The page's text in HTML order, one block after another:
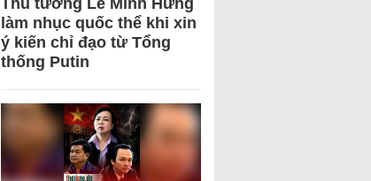
làm nhục quốc thể khi xin
ý kiến chỉ đạo từ Tổng
thống Putin